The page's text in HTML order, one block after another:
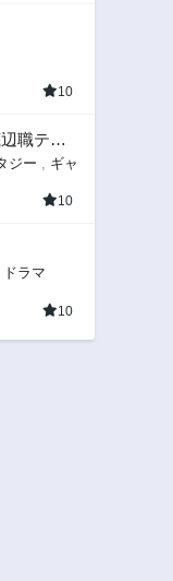
10
職テイ
しまい
ジー
ギャ
10
ドラマ
10